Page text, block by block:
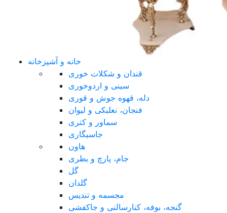
خانه و آشپزخانه
قندان و شکلات خوری
سینی و اردوخوری
دله، قهوه جوش و قوری
فنجان، نعلبکی و لیوان
سماور و کتری
جاسیگاری
هاون
جام، پارچ و بطری
گل
گلدان
مجسمه و تندیس
گنجه، بوفه، کنارسالنی و جاکفشی